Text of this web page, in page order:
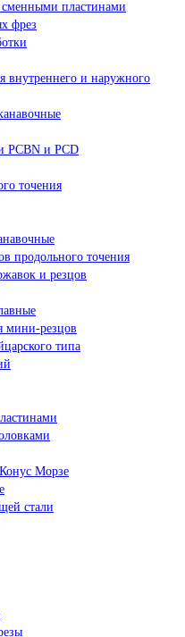
пластинами
фрез
внутреннего и наружного
PCBN и PCD
точения
продольного точения
и резцов
мини-резцов
типа
Морзе
стали